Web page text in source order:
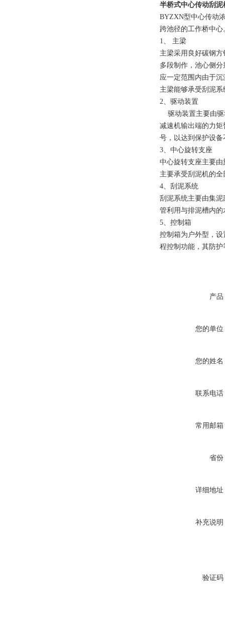
半桥式中心传动刮泥
BYZXN型中心传动
跨池径的工作桥中心
1、 主梁
主梁采用良好碳钢
多段制作，池心侧
应一定范围内由于
主梁能够承受刮泥
2、驱动装置
驱动装置主要由
减速机输出端的力
号，以达到保护设
3、中心旋转支座
中心旋转支座主要
主要承受刮泥机的
4、刮泥系统
刮泥系统主要由集
管利用与排泥槽内
5、控制箱
控制箱为户外型，
程控制功能，其防护
产品
您的单位
您的姓名
联系电话
常用邮箱
省份
详细地址
补充说明
验证码